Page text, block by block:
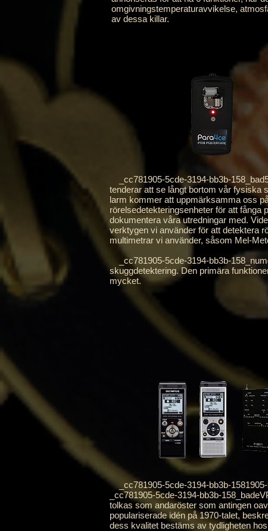
omgivningstemperaturavvikelse,
av dessa killar.
_cc781905-5cde-3194-bb3b-
tenderar att se långt bortom vår fysiska
larm kommer att uppmärksamma oss
rörelsedetekteringsenheter för att
dokumentera våra utredningar med.
verktygen vi använder för att detektera
multimetrar vi använder, såsom Mel-
_cc781905-5cde-3194-bb3b-
skuggdetektering. Den primära
mycket.
_cc781905-5cde-3194-bb3b-1581905-
_cc781905-5cde-3194-bb3b-
tolkas som andaröster som antingen
populariserade idén på 1970-talet,
dess kvalitet bestäms av tydligheten